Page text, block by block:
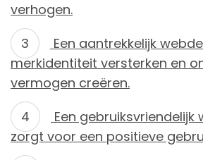
verhogen.
Een aantrekkelijk
merkidentiteit versterken en
vermogen creëren.
Een gebruiksvriendelijk
zorgt voor een positieve